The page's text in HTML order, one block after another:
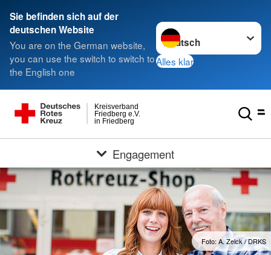
Sie befinden sich auf der
deutschen Website
You are on the German website,
you can use the switch to switch to
the English one
Sprache wechseln zu
Alles klar
in Friedberg
Friedberg e.V.
Kreisverband
Engagement
Foto: A. Zelck / DRKS